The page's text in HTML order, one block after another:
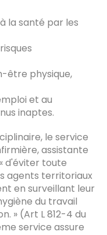
la santé par les
être physique,
et au
inaptes.
le service
assistante
d'éviter toute
agents territoriaux
en surveillant leur
du travail
» (Art L 812-4 du
service assure